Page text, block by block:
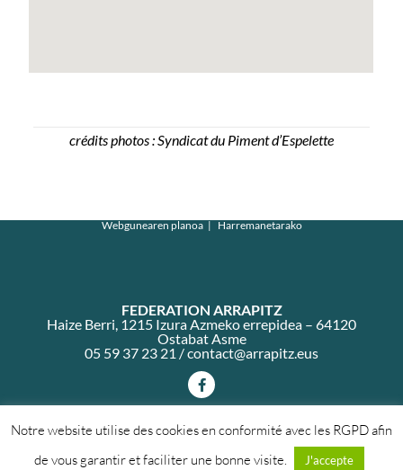
crédits photos : Syndicat du Piment d’Espelette
Webgunearen planoa Harremanetarako
FEDERATION ARRAPITZ
Haize Berri, 1215 Izura Azmeko errepidea – 64120
Ostabat Asme
05 59 37 23 21 /contact@arrapitz.eus
Notre website utilise des cookies en conformité avec les RGPD afin
de vous garantir et faciliter une bonne visite.
J'accepte